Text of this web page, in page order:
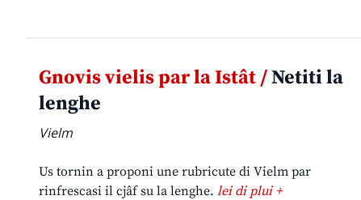
Gnovis vielis par la Istât /Netiti la
lenghe
Vielm
Us tornin a proponi une rubricute di Vielm par
rinfrescasi il cjâf su la lenghe. lei di plui +